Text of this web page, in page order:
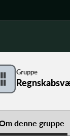
Gruppe
denne gruppe